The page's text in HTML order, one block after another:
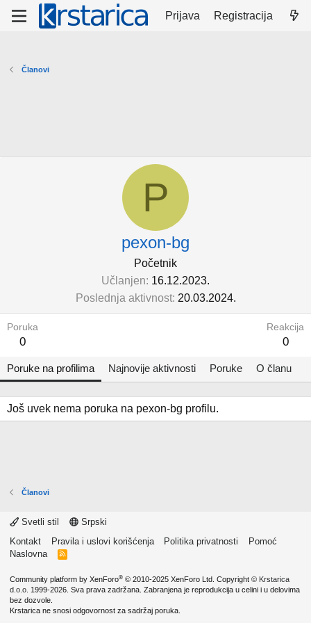
Prijava Registracija
Članovi
P
pexon-bg
Početnik
Učlanjen 16.12.2023.
Poslednja aktivnost 20.03.2024.
Poruka
0
Reakcija
0
Poruke na profilima Najnovije aktivnosti Poruke O članu
Još uvek nema poruka na pexon-bg profilu.
Članovi
Svetli stil
Srpski
Kontakt
Pravila i uslovi korišćenja Politika privatnosti
Pomoć
Naslovna
R
Community platform by XenForo® © 2010-2025 XenForo Ltd. Copyright © Krstarica
d.o.o. 1999-2026. Sva prava zadržana. Zabranjena je reprodukcija u celini i u delovima
bez dozvole.
Krstarica ne snosi odgovornost za sadržaj poruka.